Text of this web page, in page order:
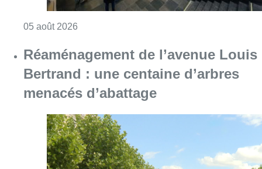
05 août 2026
Réaménagement de l’avenue Louis
Bertrand : une centaine d’arbres
menacés d’abattage